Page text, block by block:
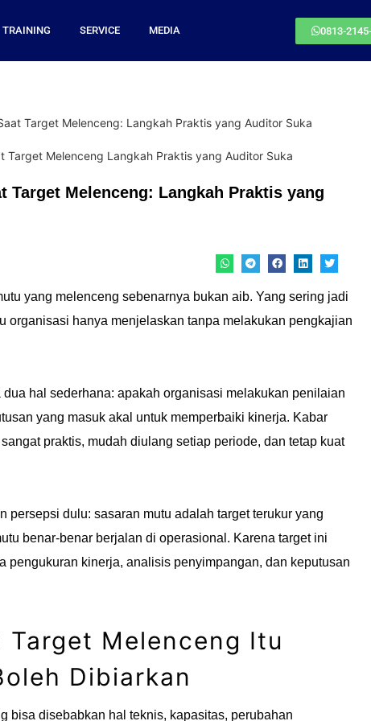
TRAINING SERVICE MEDIA 0813-
Target Melenceng: Langkah Praktis yang Auditor Suka
Target Melenceng: Langkah Praktis yang
yang melenceng sebenarnya bukan aib. Yang sering jadi
organisasi hanya menjelaskan tanpa melakukan pengkajian
hal sederhana: apakah organisasi melakukan penilaian
yang masuk akal untuk memperbaiki kinerja. Kabar
praktis, mudah diulang setiap periode, dan tetap kuat
persepsi dulu: sasaran mutu adalah target terukur yang
benar-benar berjalan di operasional. Karena target ini
pengukuran kinerja, analisis penyimpangan, dan keputusan
Target Melenceng Itu
Dibiarkan
bisa disebabkan hal teknis, kapasitas, perubahan